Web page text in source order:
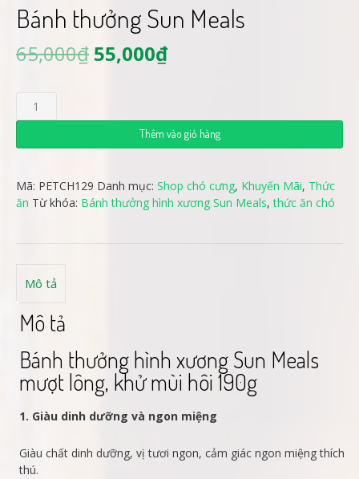
Bánh thưởng Sun Meals
65,000₫ 55,000₫
Bánh
thưởng
Meals
lượng
Thêm vào giỏ hàng
Mã: PETCH129 Danh mục: Shop chó cưng, Khuyến Mãi, Thức
ăn Từ khóa: Bánh thưởng hình xương Sun Meals,thức ăn chó
Mô tả
Mô tả
Bánh thưởng hình xương Sun Meals
mượt lông, khử mùi hôi 190g
1. Giàu dinh dưỡng và ngon miệng
Giàu chất dinh dưỡng, vị tươi ngon, cảm giác ngon miệng thích
thú.